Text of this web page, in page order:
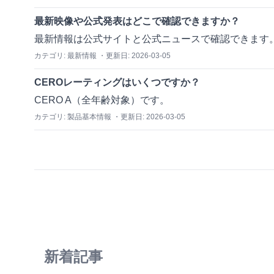
最新映像や公式発表はどこで確認できますか？
最新情報は公式サイトと公式ニュースで確認できます
カテゴリ: 最新情報 ・更新日: 2026-03-05
CEROレーティングはいくつですか？
CERO A（全年齢対象）です。
カテゴリ: 製品基本情報 ・更新日: 2026-03-05
新着記事